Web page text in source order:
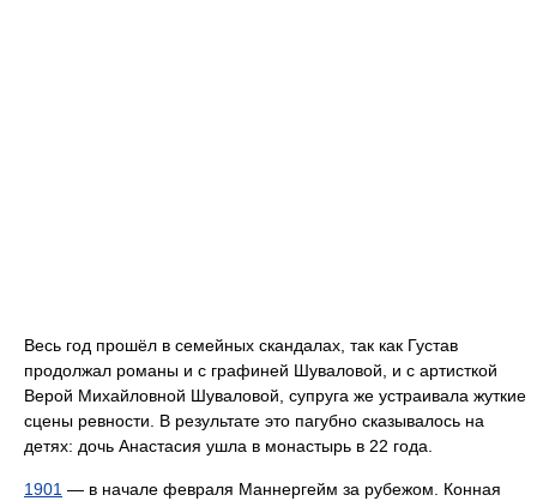
Весь год прошёл в семейных скандалах, так как Густав
продолжал романы и с графиней Шуваловой, и с артисткой
Верой Михайловной Шуваловой, супруга же устраивала жуткие
сцены ревности. В результате это пагубно сказывалось на
детях: дочь Анастасия ушла в монастырь в 22 года.
1901 — в начале февраля Маннергейм за рубежом. Конная